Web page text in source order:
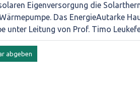
Eigenversorgung die
Das EnergieAutarke
unter Leitung von Prof. Timo